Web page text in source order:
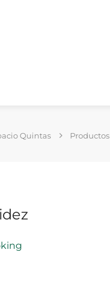
Quintas Productos